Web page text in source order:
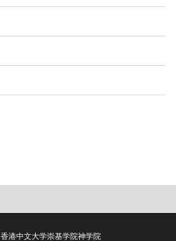
香港中文大学崇基学院神学院